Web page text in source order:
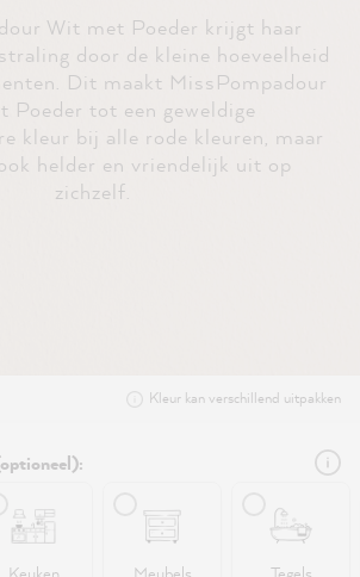
Wit met Poeder krijgt haar
door de kleine hoeveelheid
Dit maakt MissPompadour
Poeder tot een geweldige
kleur bij alle rode kleuren, maar
helder en vriendelijk uit op
zichzelf.
Kleur kan verschillend uitpakken